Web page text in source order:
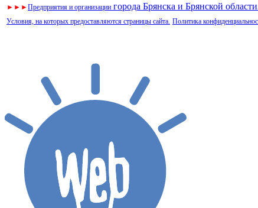
► ► ►Предприятия и организации города Брянска и Брянской
Условия, на которых предоставляются страницы сайта. Политика